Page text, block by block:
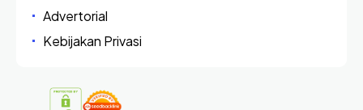
Advertorial
Kebijakan Privasi